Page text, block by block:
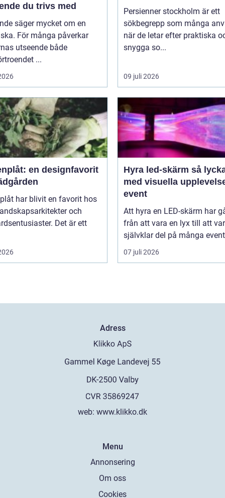
du trivs med
säger mycket om en
För många påverkar
utseende både
...
Persienner stockholm är ett
sökbegrepp som många
när de letar efter praktiska
snygga so...
09 juli 2026
en designfavorit
har blivit en favorit hos
och
Det är ett
Hyra led-skärm så lyckas du
med visuella
event
Att hyra en LED-skärm har
från att vara en lyx till att
självklar del på många
07 juli 2026
Adress
web: www.klikko.dk
Menu
Annonsering
Om oss
Cookies